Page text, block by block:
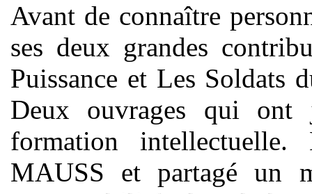
Avant de connaître
ses deux grandes
Puissance et Les Soldats
Deux ouvrages qui
formation
MAUSS et partagé un